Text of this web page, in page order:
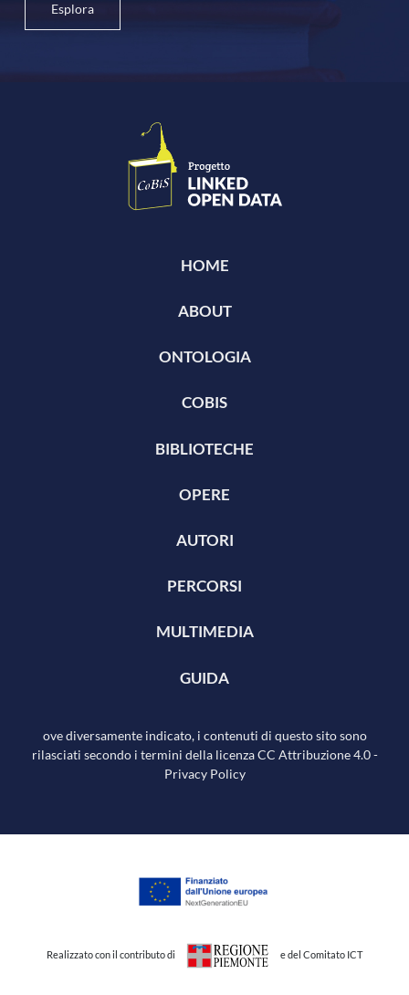
Esplora
HOME
ABOUT
ONTOLOGIA
COBIS
BIBLIOTECHE
OPERE
AUTORI
PERCORSI
MULTIMEDIA
GUIDA
ove diversamente indicato, i contenuti di questo sito sono
rilasciati secondo i termini della licenza CC Attribuzione 4.0-
Privacy Policy
Realizzato con il contributo di e del Comitato ICT